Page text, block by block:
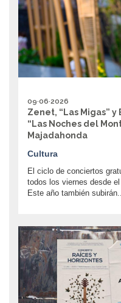
09·06·2026
Zenet, “Las Migas”
“Las Noches del
Majadahonda
Cultura
El ciclo de conciertos
todos los viernes desde
Este año también